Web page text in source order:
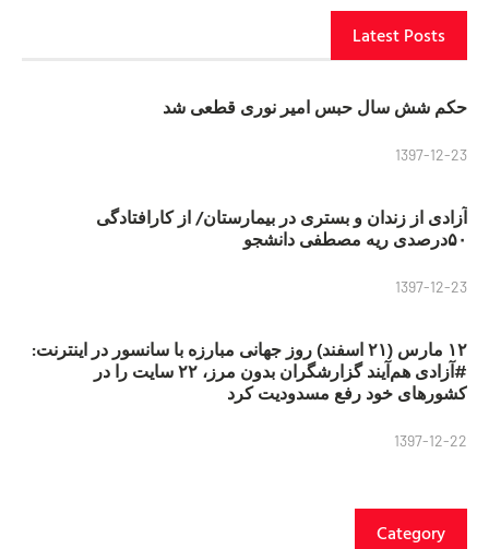
Latest Posts
حکم شش سال حبس امیر نوری قطعی شد
1397-12-23
آزادی از زندان و بستری در بیمارستان/ از کارافتادگی
۵۰درصدی ریه مصطفی دانشجو
1397-12-23
۱۲ مارس (۲۱ اسفند) روز جهانی مبارزه با سانسور در اینترنت:
#آزادی هم‌آیند گزارشگران‌ بدون مرز، ۲۲ سایت را در
کشورهای خود رفع مسدودیت کرد
1397-12-22
Category